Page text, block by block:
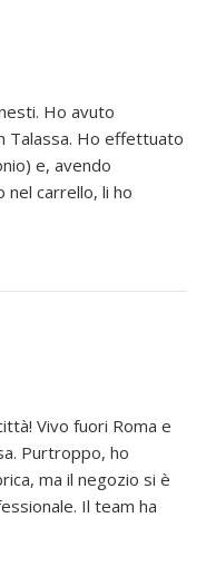
Ho avuto
Talassa. Ho effettuato
e, avendo
nel carrello, li ho
Vivo fuori Roma e
Purtroppo, ho
ma il negozio si è
Il team ha